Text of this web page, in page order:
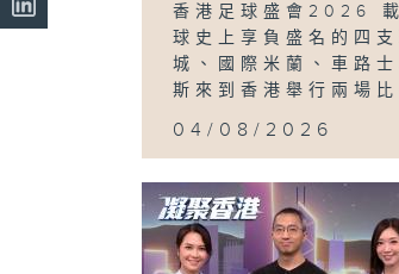
香港足球盛會2026
球史上享負盛名的四支
城、國際米蘭、車路
斯來到香港舉行兩場
04/08/2026